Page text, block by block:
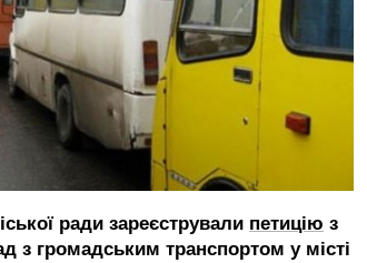
ради зареєстрували петицію з
з громадським транспортом у місті